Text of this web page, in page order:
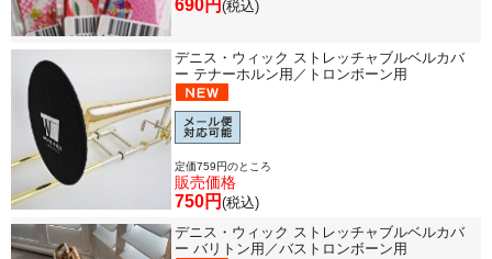
690円 (税込)
デニス・ウィック ストレッチャブルベルカバ
ー テナーホルン用／トロンボーン用
定価759円のところ
販売価格
750円 (税込)
デニス・ウィック ストレッチャブルベルカバ
ー バリトン用／バストロンボーン用